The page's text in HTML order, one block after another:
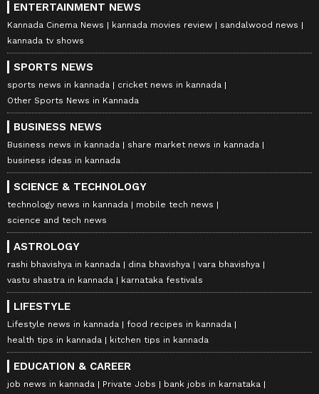
ENTERTAINMENT NEWS
Kannada Cinema News kannada movies review
sandalwood news
kannada tv shows
SPORTS NEWS
sports news in kannada
cricket news in kannada
Other Sports News in Kannada
BUSINESS NEWS
Business news in kannada
share market news in kannada
business ideas in kannada
SCIENCE & TECHNOLOGY
technology news in kannada
mobile tech news
science and tech news
ASTROLOGY
rashi bhavishya in kannada dina bhavishya
vara bhavishya
vastu shastra in kannada
karnataka festivals
LIFESTYLE
Lifestyle news in kannada
food recipes in kannada
health tips in kannada
kitchen tips in kannada
EDUCATION & CAREER
job news in kannada Private Jobs bank jobs in karnataka